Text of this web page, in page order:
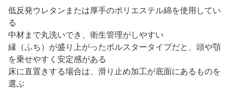
低反発ウレタンまたは厚手のポリエステル綿を使用してい
る
中材まで丸洗いでき、衛生管理がしやすい
縁（ふち）が盛り上がったボルスタータイプだと、頭や顎
を乗せやすく安定感がある
床に直置きする場合は、滑り止め加工が底面にあるものを
選ぶ